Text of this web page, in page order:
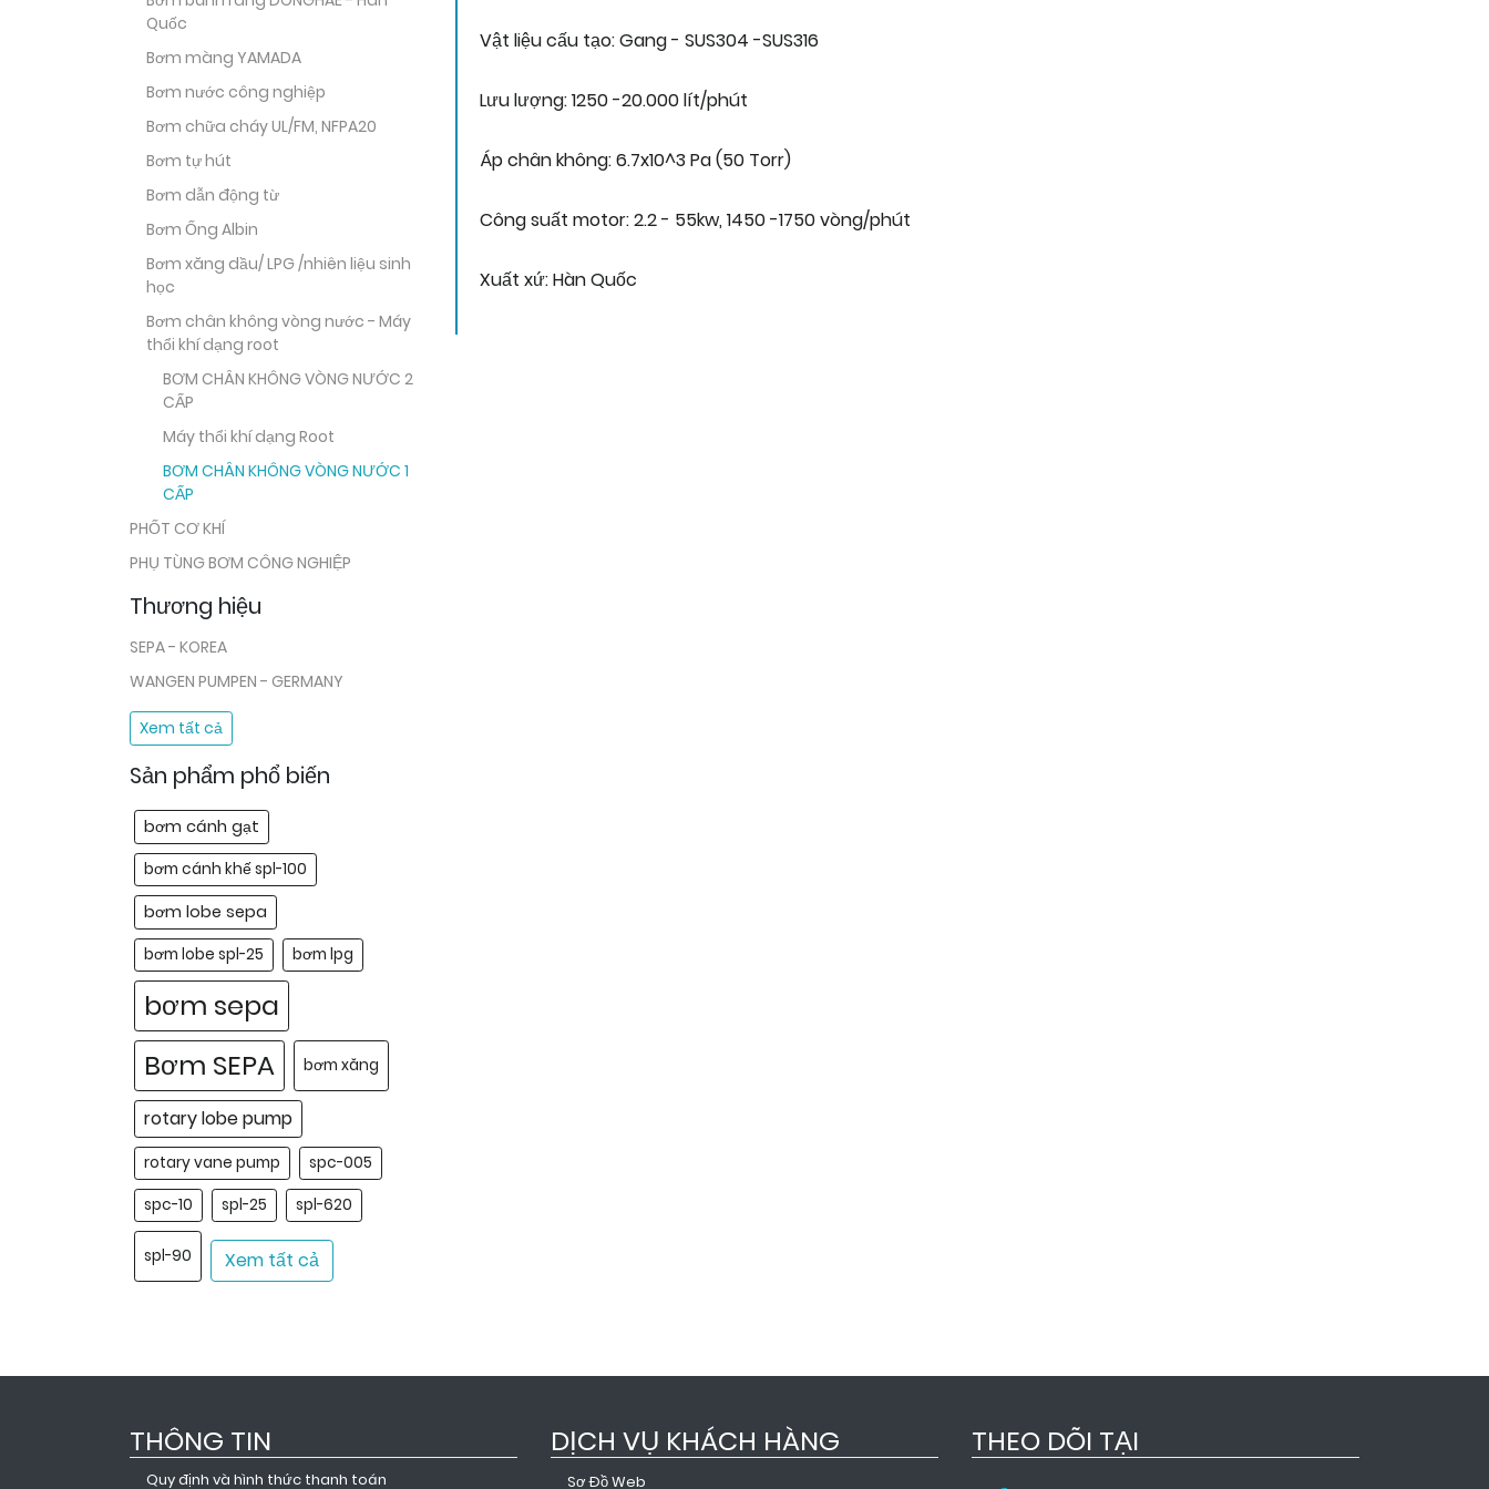
Quốc
Bơm màng YAMADA
Bơm nước công nghiệp
Bơm chữa cháy UL/FM, NFPA20
Bơm tự hút
Bơm dẫn động từ
Bơm Ống Albin
Bơm xăng dầu/ LPG /nhiên liệu sinh
học
Bơm chân không vòng nước - Máy
thổi khí dạng root
BƠM CHÂN KHÔNG VÒNG NƯỚC 2
CẤP
Máy thổi khí dạng Root
BƠM CHÂN KHÔNG VÒNG NƯỚC 1
CẤP
PHỐT CƠ KHÍ
PHỤ TÙNG BƠM CÔNG NGHIỆP
Thương hiệu
SEPA - KOREA
WANGEN PUMPEN - GERMANY
Xem tất cả
Sản phẩm phổ biến
bơm cánh gạt
bơm cánh khế spl-100
bơm lobe sepa
bơm lobe spl-25 bơm lpg
bơm sepa
Bơm SEPA
bơm xăng
rotary lobe pump
rotary vane pump
spc-005
spc-10
spl-25 spl-620
spl-90 Xem tất cả
Vật liệu cấu tạo: Gang - SUS304 -SUS316
Lưu lượng: 1250 -20.000 lít/phút
Áp chân không: 6.7x10^3 Pa (50 Torr)
Công suất motor: 2.2 - 55kw, 1450 -1750 vòng/phút
Xuất xứ: Hàn Quốc
THÔNG TIN
Quy định và hình thức thanh toán
DỊCH VỤ KHÁCH HÀNG
Sơ Đồ Web
THEO DÕI TẠI